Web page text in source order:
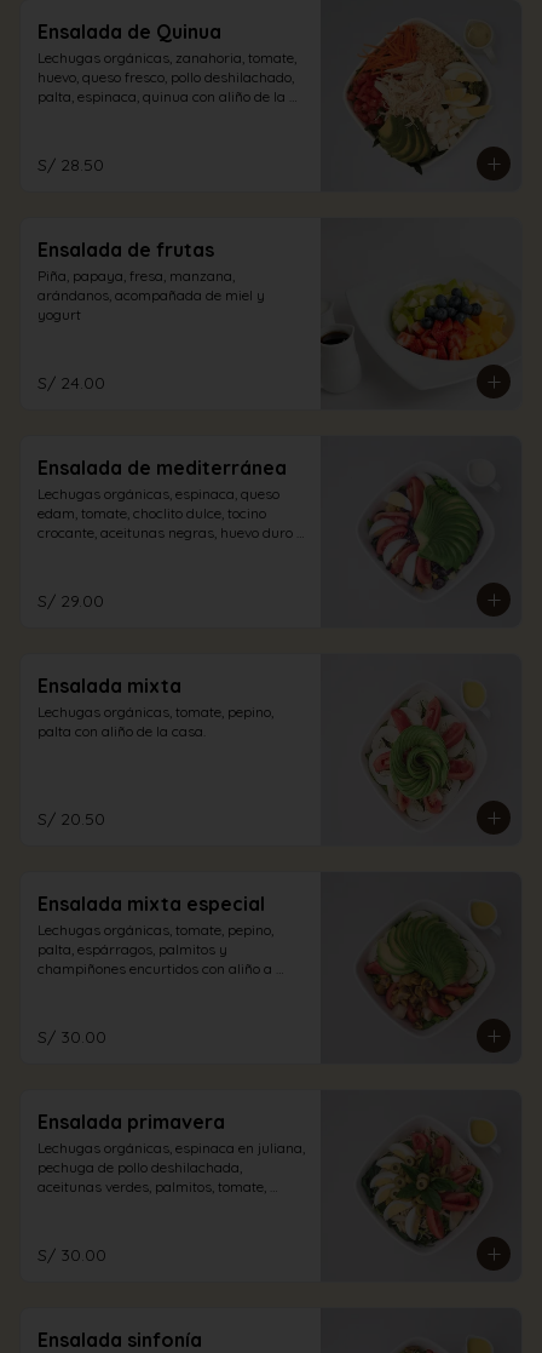
Ensalada de Quinua
Lechugas orgánicas, zanahoria, tomate,
huevo, queso fresco, pollo deshilachado,
palta, espinaca, quinua con aliño de la
S/ 28.50
Ensalada de frutas
Piña, papaya, fresa, manzana,
arándanos, acompañada de miel y
yogurt
S/ 24.00
Ensalada de mediterránea
Lechugas orgánicas, espinaca, queso
edam, tomate, choclito dulce, tocino
crocante, aceitunas negras, huevo duro y
S/ 29.00
Ensalada mixta
Lechugas orgánicas, tomate, pepino,
palta con aliño de la casa.
S/ 20.50
Ensalada mixta especial
Lechugas orgánicas, tomate, pepino,
palta, espárragos, palmitos y
champiñones encurtidos con aliño a
S/ 30.00
Ensalada primavera
Lechugas orgánicas, espinaca en juliana,
pechuga de pollo deshilachada,
aceitunas verdes, palmitos, tomate,
S/ 30.00
Ensalada sinfonía